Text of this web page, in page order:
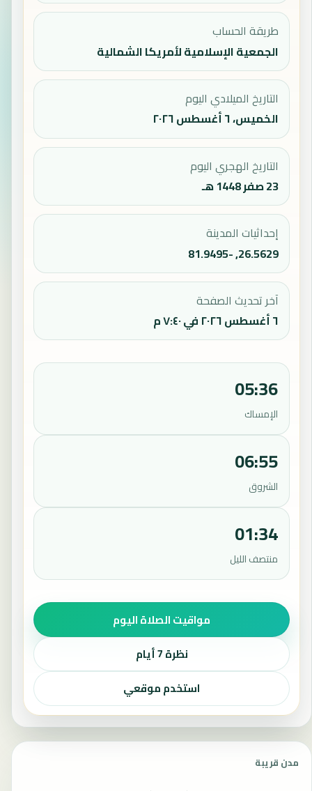
طريقة الحساب
الجمعية الإسلامية لأمريكا الشمالية
التاريخ الميلادي اليوم
الخميس، ٦ أغسطس ٢٠٢٦
التاريخ الهجري اليوم
23 صفر 1448 هـ
إحداثيات المدينة
26.5629, -81.9495
آخر تحديث الصفحة
٦ أغسطس ٢٠٢٦ في ٧:٤٠ م
05:36
الإمساك
06:55
الشروق
01:34
منتصف الليل
مواقيت الصلاة اليوم
نظرة 7 أيام
استخدم موقعي
مدن قريبة